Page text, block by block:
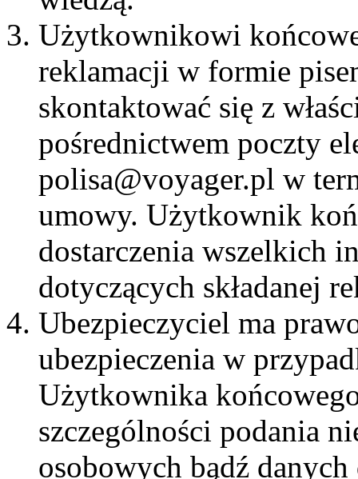
Użytkownikowi
reklamacji w formie
skontaktować się z
pośrednictwem poczty
polisa@voyager.pl w
umowy. Użytkownik
dostarczenia wszelkich
dotyczących składanej
Ubezpieczyciel ma
ubezpieczenia w
Użytkownika
szczególności podania
osobowych bądź